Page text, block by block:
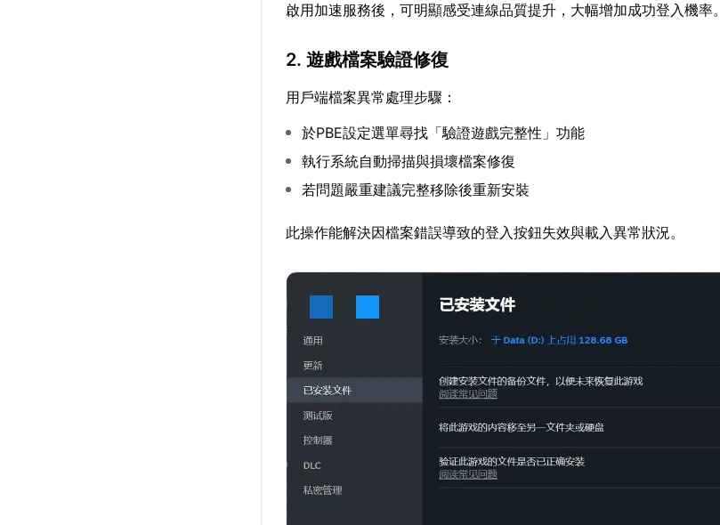
啟用加速服務後，可明顯感受連線品質提升，大幅增加成功登入機率。
2. 遊戲檔案驗證修復
用戶端檔案異常處理步驟：
於PBE設定選單尋找「驗證遊戲完整性」功能
執行系統自動掃描與損壞檔案修復
若問題嚴重建議完整移除後重新安裝
此操作能解決因檔案錯誤導致的登入按鈕失效與載入異常狀況。